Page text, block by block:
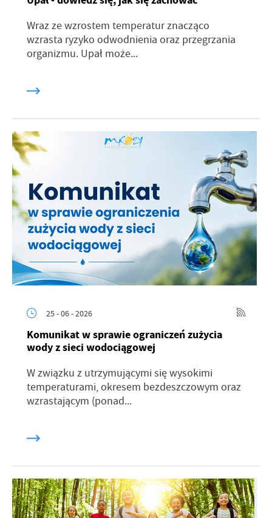
Wraz ze wzrostem temperatur znacząco
wzrasta ryzyko odwodnienia oraz przegrzania
organizmu. Upał może...
25 - 06 - 2026
Komunikat w sprawie ograniczeń zużycia
wody z sieci wodociągowej
W związku z utrzymującymi się wysokimi
temperaturami, okresem bezdeszczowym oraz
wzrastającym (ponad...